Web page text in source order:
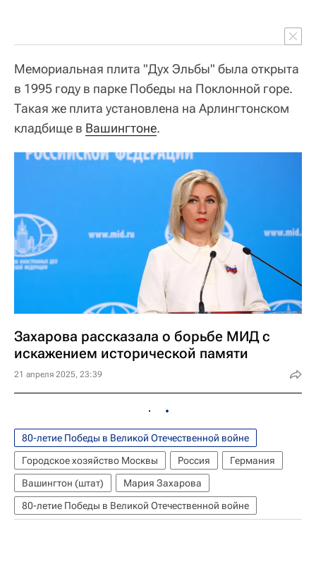
Мемориальная плита "Дух Эльбы" была открыта
в 1995 году в парке Победы на Поклонной горе.
Такая же плита установлена на Арлингтонском
кладбище в Вашингтоне.
Захарова рассказала о борьбе МИД с
искажением исторической памяти
21 апреля 2025, 23:39
80-летие Победы в Великой Отечественной войне
Городское хозяйство Москвы
Россия
Германия
Вашингтон (штат)
Мария Захарова
80-летие Победы в Великой Отечественной войне